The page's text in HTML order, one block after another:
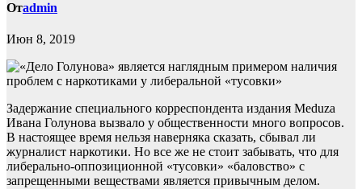
Отadmin
Июн 8, 2019
Задержание специального корреспондента издания Meduza
Ивана Голунова вызвало у общественности много вопросов.
В настоящее время нельзя наверняка сказать, сбывал ли
журналист наркотики. Но все же не стоит забывать, что для
либерально-оппозиционной «тусовки» «баловство» с
запрещенными веществами является привычным делом.